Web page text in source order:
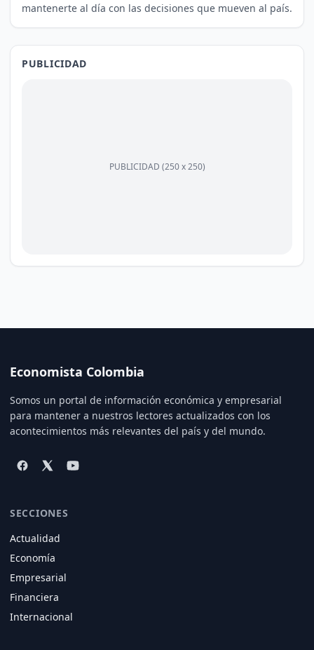
mantenerte al día con las decisiones que mueven al país.
PUBLICIDAD
PUBLICIDAD (250 x 250)
Economista Colombia
Somos un portal de información económica y empresarial
para mantener a nuestros lectores actualizados con los
acontecimientos más relevantes del país y del mundo.
SECCIONES
Actualidad
Economía
Empresarial
Financiera
Internacional